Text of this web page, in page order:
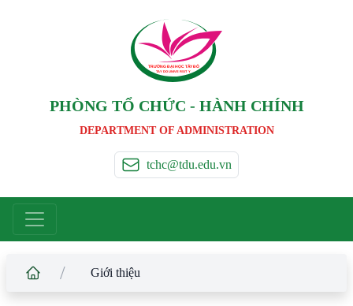
TRƯỜNG ĐẠI HỌC TÂY ĐÔ
TAY DO UNIVERSIT Y
PHÒNG TỔ CHỨC - HÀNH CHÍNH
DEPARTMENT OF ADMINISTRATION
tchc@tdu.edu.vn
/ Giới thiệu